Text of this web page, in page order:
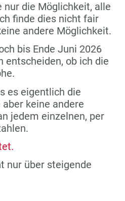
nur die Möglichkeit, alle
finde dies nicht fair
andere Möglichkeit.
bis Ende Juni 2026
entscheiden, ob ich die
es eigentlich die
keine andere
jedem einzelnen, per
nur über steigende